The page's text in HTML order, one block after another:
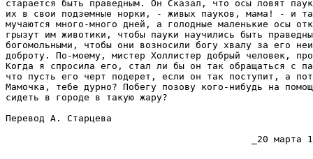
старается быть праведным. Он Сказал, что осы ловят
их в свои подземные норки, - живых пауков, мама! - и
мучаются много-много дней, а голодные маленькие осы
грызут им животики, чтобы пауки научились быть
богомольными, чтобы они возносили богу хвалу за его
доброту. По-моему, мистер Холлистер добрый человек,
Когда я спросила его, стал ли бы он так обращаться с
что пусть его черт подерет, если он так поступит, а
Мамочка, тебе дурно? Побегу позову кого-нибудь на
сидеть в городе в такую жару?
Перевод А. Старцева